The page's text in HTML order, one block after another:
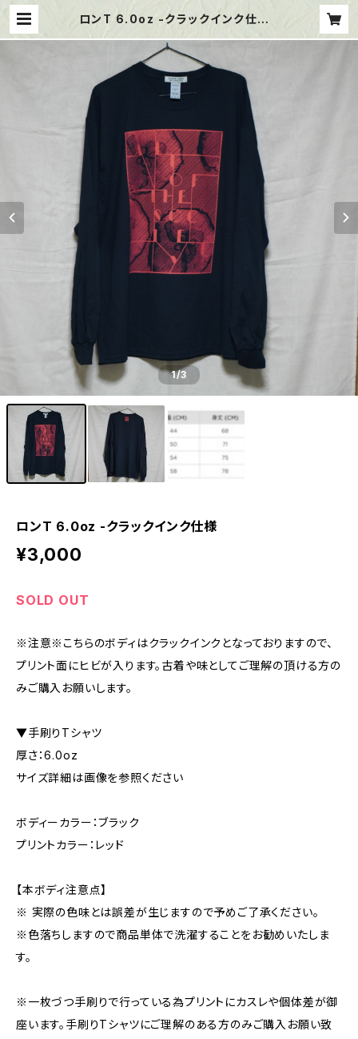
ロンT 6.0oz -クラックインク仕様 |
1/3
ロンT 6.0oz -クラックインク仕様
¥3,000
SOLD OUT
※注意※こちらのボディはクラックインクとなっておりますので、
プリント面にヒビが入ります。古着や味としてご理解の頂ける方の
みご購入お願いします。
▼手刷りTシャツ
厚さ：6.0oz
サイズ詳細は画像を参照ください
ボディーカラー：ブラック
プリントカラー：レッド
【本ボディ注意点】
※ 実際の色味とは誤差が生じますので予めご了承ください。
※色落ちしますので商品単体で洗濯することをお勧めいたしま
す。
※一枚づつ手刷りで行っている為プリントにカスレや個体差が御
座います。手刷りTシャツにご理解のある方のみご購入お願い致